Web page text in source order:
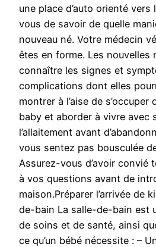
une place d’auto orienté vers
vous de savoir de quelle
nouveau né. Votre médecin
êtes en forme. Les nouvelles
connaître les signes et
complications dont elles
montrer à l’aise de s’occuper
baby et aborder à vivre avec
l’allaitement avant
vous sentez pas bousculée
Assurez-vous d’avoir convié
à vos questions avant de
maison.Préparer l’arrivée de
de-bain La salle-de-bain est
de soins et de santé, ainsi
ce qu’un bébé nécessite : –